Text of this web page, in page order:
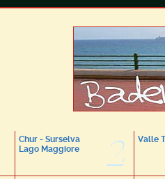
Chur - Surselva
Lago Maggiore
Valle